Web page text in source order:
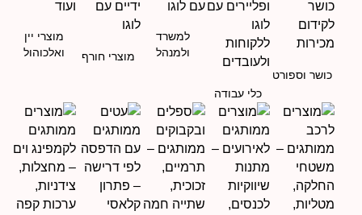
כושר וספורט
כלי עבודה
למשרד
ולמנהל
מוצרי חורף
מוצרי יין
ואלכוהול